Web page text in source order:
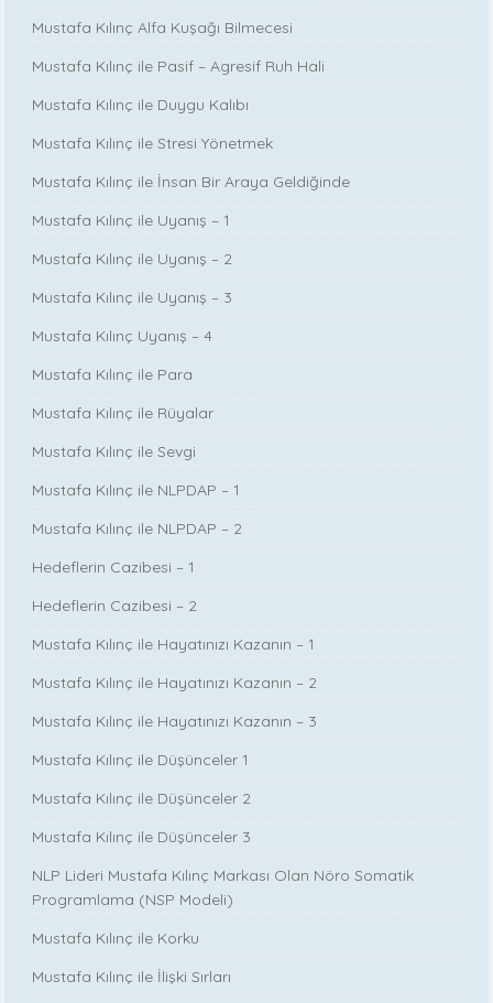
Mustafa Kılınç Alfa Kuşağı Bilmecesi
Mustafa Kılınç ile Pasif – Agresif Ruh Hali
Mustafa Kılınç ile Duygu Kalıbı
Mustafa Kılınç ile Stresi Yönetmek
Mustafa Kılınç ile İnsan Bir Araya Geldiğinde
Mustafa Kılınç ile Uyanış – 1
Mustafa Kılınç ile Uyanış – 2
Mustafa Kılınç ile Uyanış – 3
Mustafa Kılınç Uyanış – 4
Mustafa Kılınç ile Para
Mustafa Kılınç ile Rüyalar
Mustafa Kılınç ile Sevgi
Mustafa Kılınç ile NLPDAP – 1
Mustafa Kılınç ile NLPDAP – 2
Hedeflerin Cazibesi – 1
Hedeflerin Cazibesi – 2
Mustafa Kılınç ile Hayatınızı Kazanın – 1
Mustafa Kılınç ile Hayatınızı Kazanın – 2
Mustafa Kılınç ile Hayatınızı Kazanın – 3
Mustafa Kılınç ile Düşünceler 1
Mustafa Kılınç ile Düşünceler 2
Mustafa Kılınç ile Düşünceler 3
NLP Lideri Mustafa Kılınç Markası Olan Nöro Somatik
Programlama (NSP Modeli)
Mustafa Kılınç ile Korku
Mustafa Kılınç ile İlişki Sırları